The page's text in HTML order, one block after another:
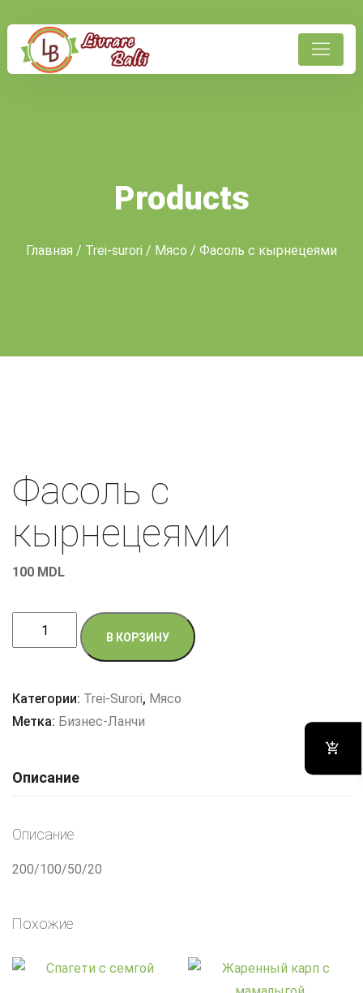
Products
Главная / Trei-surori / Мясо / Фасоль с кырнецеями
Фасоль с
кырнецеями
100 MDL
Количество
товара
с
кырнецеями
В КОРЗИНУ
Категории: Trei-Surori, Мясо
Метка: Бизнес-Ланчи
Описание
Описание
200/100/50/20
Похожие